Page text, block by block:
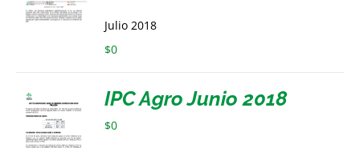
Julio 2018
$0
IPC Agro Junio 2018
$0